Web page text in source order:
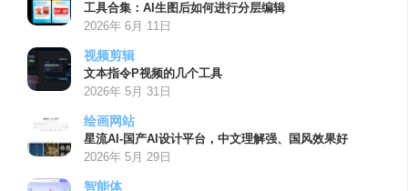
工具合集：AI生图后如何进行分层编辑
2026年 6月 11日
视频剪辑
文本指令P视频的几个工具
2026年 5月 31日
绘画网站
星流AI-国产AI设计平台，中文理解强、国风效果好
2026年 5月 29日
智能体